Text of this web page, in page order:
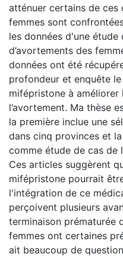
atténuer certains de ces
femmes sont
les données d'une
d’avortements des
données ont été
profondeur et enquête
mifépristone à améliorer
l’avortement. Ma thèse
la première inclue une
dans cinq provinces et
comme étude de cas de
Ces articles suggèrent
mifépristone pourrait
l'intégration de ce
perçoivent plusieurs
terminaison prématurée
femmes ont certaines
ait beaucoup de